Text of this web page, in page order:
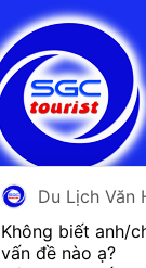
Không biết anh/
vấn đề nào ạ?